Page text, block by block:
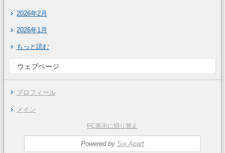
2026年2月
2026年1月
もっと読む
ウェブページ
プロフィール
メイン
PC表示に切り替え
Powered by Six Apart